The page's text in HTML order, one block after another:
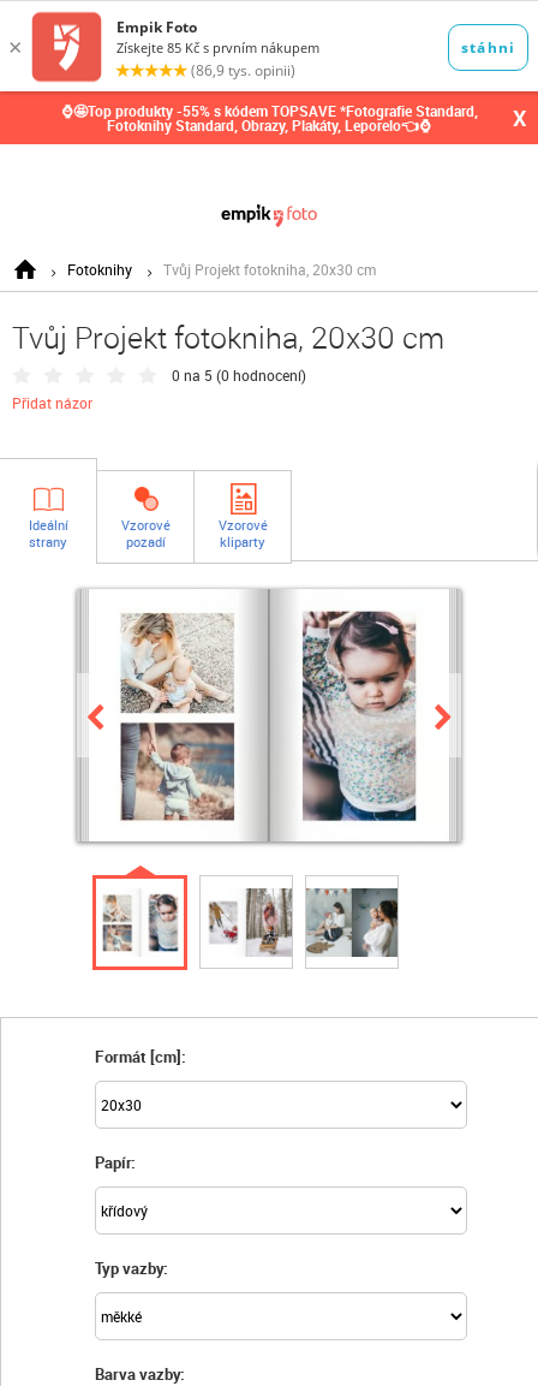
⌚🤩Top produkty -55% s kódem TOPSAVE *Fotografie Standard,
Fotoknihy Standard, Obrazy, Plakáty, Leporelo👈⌚ X
Fotoknihy Tvůj Projekt fotokniha, 20x30 cm
Tvůj Projekt fotokniha, 20x30 cm
0 na 5 (0 hodnocení)
Přidat názor
Ideální
strany
Vzorové
pozadí
Vzorové
kliparty
Formát [cm]:
Papír:
Typ vazby:
Barva vazby: